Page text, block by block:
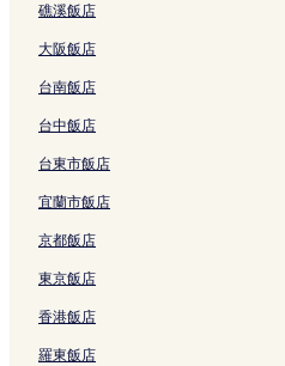
e
的
連
結
結
n
z
ì
z
i
連
結
礁溪飯店
大阪飯店
台南飯店
台中飯店
台東市飯店
宜蘭市飯店
京都飯店
東京飯店
香港飯店
羅東飯店